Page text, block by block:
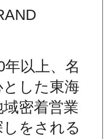
以上、名
した東海
密着営業
をされる